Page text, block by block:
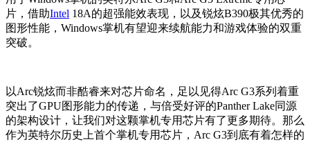
片，借助Intel 18A的超强能效表现，以及锐炫B390极其优秀的
图形性能，Windows掌机有望迎来续航能力和游戏体验的双重
突破。
以Arc锐炫而非酷睿来对芯片命名，足以见得Arc G3系列着重
突出了GPU图形能力的传递，与倍受好评的Panther Lake同源
的架构设计，让我们对这颗掌机专用芯片有了更多期待。那么
作为英特尔历史上首个掌机专用芯片，Arc G3到底有着怎样的